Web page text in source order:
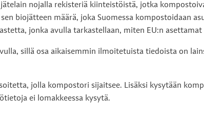
nojalla rekisteriä kiinteistöistä, jotka
biojätteen määrä, joka Suomessa kompostoidaan
jonka avulla tarkastellaan, miten EU:n
sillä osa aikaisemmin ilmoitetuista tiedoista on
jolla kompostori sijaitsee. Lisäksi kysytään
ei lomakkeessa kysytä.